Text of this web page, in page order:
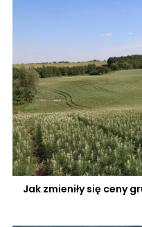
Jak zmieniły się ceny